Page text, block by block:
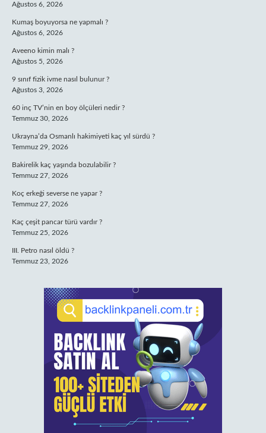
Ağustos 6, 2026
Kumaş boyuyorsa ne yapmalı ?
Ağustos 6, 2026
Aveeno kimin malı ?
Ağustos 5, 2026
9 sınıf fizik ivme nasıl bulunur ?
Ağustos 3, 2026
60 inç TV’nin en boy ölçüleri nedir ?
Temmuz 30, 2026
Ukrayna’da Osmanlı hakimiyeti kaç yıl sürdü ?
Temmuz 29, 2026
Bakirelik kaç yaşında bozulabilir ?
Temmuz 27, 2026
Koç erkeği severse ne yapar ?
Temmuz 27, 2026
Kaç çeşit pancar türü vardır ?
Temmuz 25, 2026
III. Petro nasıl öldü ?
Temmuz 23, 2026